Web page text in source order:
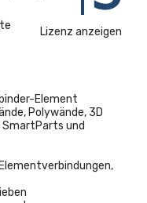
Lizenz anzeigen
Element
Polywände, 3D
SmartParts und